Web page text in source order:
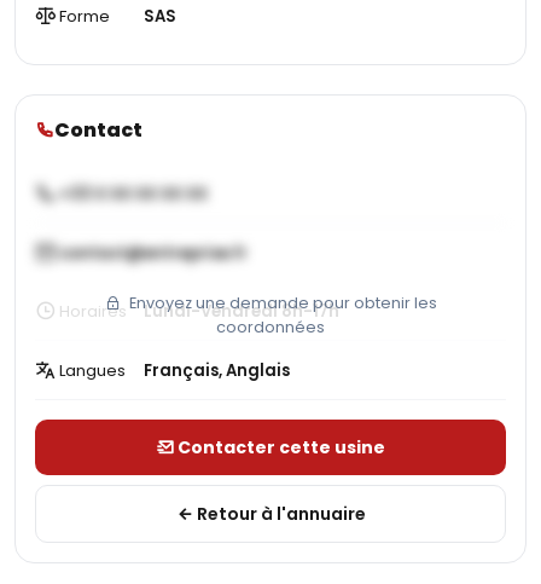
Forme SAS
Contact
+33 X XX XX XX XX
contact@entreprise.fr
Envoyez une demande pour obtenir les
coordonnées
Horaires Lundi-Vendredi 8h-17h
Langues Français, Anglais
Contacter cette usine
Retour à l'annuaire